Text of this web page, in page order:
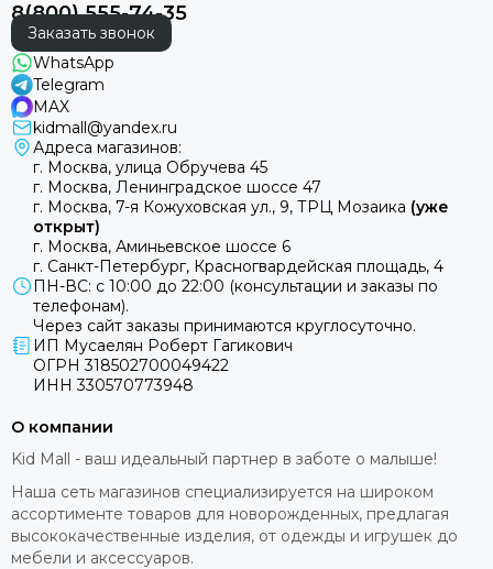
8(800) 555-74-35
Заказать звонок
WhatsApp
Telegram
MAX
kidmall@yandex.ru
Адреса магазинов:
г. Москва, улица Обручева 45
г. Москва, Ленинградское шоссе 47
г. Москва, 7-я Кожуховская ул., 9, ТРЦ Мозаика (уже
открыт)
г. Москва, Аминьевское шоссе 6
г. Санкт-Петербург, Красногвардейская площадь, 4
ПН-ВС: с 10:00 до 22:00 (консультации и заказы по
телефонам).
Через сайт заказы принимаются круглосуточно.
ИП Мусаелян Роберт Гагикович
ОГРН 318502700049422
ИНН 330570773948
О компании
Kid Mall - ваш идеальный партнер в заботе о малыше!
Наша сеть магазинов специализируется на широком
ассортименте товаров для новорожденных, предлагая
высококачественные изделия, от одежды и игрушек до
мебели и аксессуаров.